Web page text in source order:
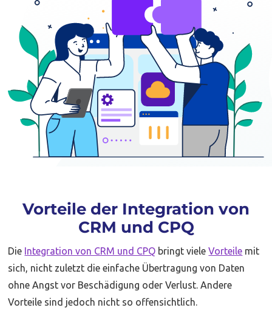
Vorteile der Integration von
CRM und CPQ
Die Integration von CRM und CPQ bringt vieleVorteile mit
sich, nicht zuletzt die einfache Übertragung von Daten
ohne Angst vor Beschädigung oder Verlust. Andere
Vorteile sind jedoch nicht so offensichtlich.